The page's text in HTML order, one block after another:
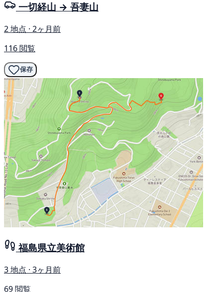
一切経山 → 吾妻山
2 地点 · 2ヶ月前
116 閲覧
保存
福島県立美術館
3 地点 · 3ヶ月前
69 閲覧